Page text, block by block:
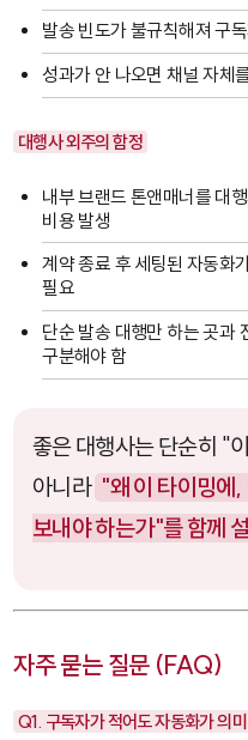
발송 빈도가 불규칙해져 구
성과가 안 나오면 채널 자체
대행사 외주의 함정
내부 브랜드 톤앤매너를 대
비용 발생
계약 종료 후 세팅된 자동화
필요
단순 발송 대행만 하는 곳과
구분해야 함
좋은 대행사는 단순히 "
아니라 "왜 이 타이밍에
보내야 하는가"를 함께
자주 묻는 질문 (FAQ)
Q1. 구독자가 적어도 자동화가 의